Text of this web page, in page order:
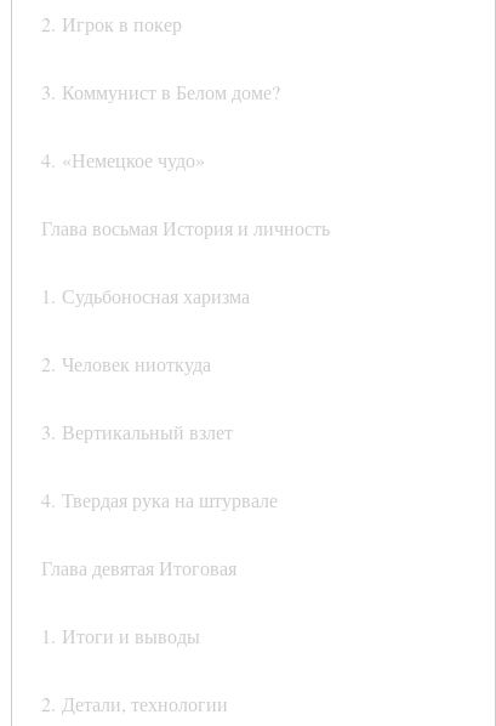
2. Игрок в покер
3. Коммунист в Белом доме?
4. «Немецкое чудо»
Глава восьмая История и личность
1. Судьбоносная харизма
2. Человек ниоткуда
3. Вертикальный взлет
4. Твердая рука на штурвале
Глава девятая Итоговая
1. Итоги и выводы
2. Детали, технологии